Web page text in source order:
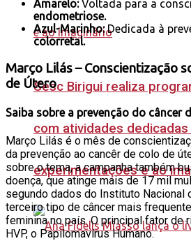
Sesc Birigui realiza
com atividades dedicadas
experimentações e ao
Amarelo:Voltada para a
endometriose.
Azul-Marinho:Dedicada à
colorretal.
Março Lilás – Conscientização
de Útero
Saiba sobre a prevenção do câncer
Março Lilás é o mês de
da prevenção ao cancêr de colo de
sobre o tema, a campanha também
doença, que atinge mais de 17 mil
segundo dados do Instituto Nacional
terceiro tipo de câncer mais
feminina no país. O principal fator de
HVP, o Papilomavírus Humano.